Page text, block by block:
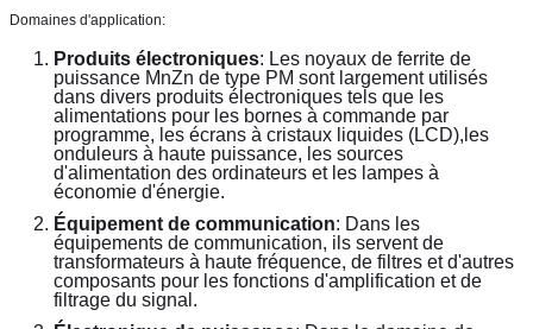
Domaines d'application:
Produits électroniques: Les noyaux de ferrite de
puissance MnZn de type PM sont largement utilisés
dans divers produits électroniques tels que les
alimentations pour les bornes à commande par
programme, les écrans à cristaux liquides (LCD),les
onduleurs à haute puissance, les sources
d'alimentation des ordinateurs et les lampes à
économie d'énergie.
Équipement de communication: Dans les
équipements de communication, ils servent de
transformateurs à haute fréquence, de filtres et d'autres
composants pour les fonctions d'amplification et de
filtrage du signal.